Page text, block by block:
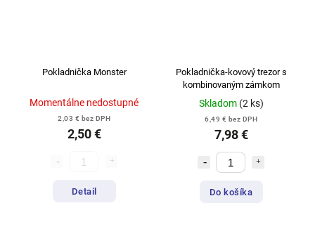
Pokladnička Monster
Momentálne nedostupné
2,03 € bez DPH
2,50 €
Detail
Pokladnička-kovový trezor s
kombinovaným zámkom
Skladom (2 ks)
6,49 € bez DPH
7,98 €
Do košíka